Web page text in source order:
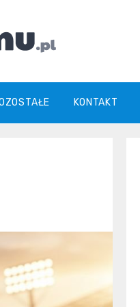
KONTAKT